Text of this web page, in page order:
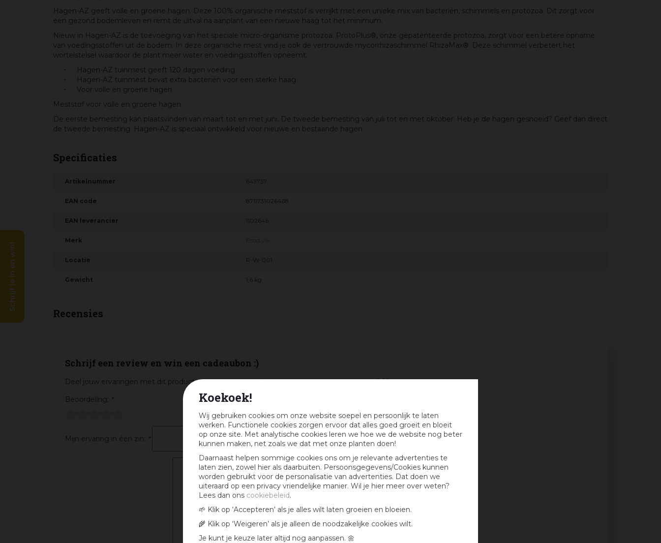
Koekoek!
Wij gebruiken cookies om onze website soepel en persoonlijk te laten
werken. Functionele cookies zorgen ervoor dat alles goed groeit en bloeit
op onze site. Met analytische cookies leren we hoe we de website nog beter
kunnen maken, net zoals we dat met onze planten doen!
Daarnaast helpen sommige cookies ons om je relevante advertenties te
laten zien, zowel hier als daarbuiten. Persoonsgegevens/Cookies kunnen
worden gebruikt voor de personalisatie van advertenties. Dat doen we
uiteraard op een privacy vriendelijke manier. Wil je hier meer over weten?
Lees dan ons cookiebeleid.
🌱 Klik op ‘Accepteren’ als je alles wilt laten groeien en bloeien.
🌾 Klik op ‘Weigeren’ als je alleen de noodzakelijke cookies wilt.
Je kunt je keuze later altijd nog aanpassen. 🌼
Hagen-AZ geeft volle en groene hagen. Deze 100% organische meststof is verrijkt met een unieke mix van bacteriën, schimmels en protozoa. Dit zorgt voor
een gezond bodemleven en remt de uitval na aanplant van een nieuwe haag tot het minimum.
Nieuw in Hagen-AZ is de toevoeging van het speciale micro-organisme protozoa. ProtoPlus®, onze gepatenteerde protozoa, zorgt voor een betere opname
van voedingsstoffen uit de bodem. In deze organische mest vind je ook de vertrouwde mycorrhizaschimmel RhizaMax®. Deze schimmel verbetert het
wortelstelsel waardoor de plant meer water en voedingsstoffen opneemt.
Hagen-AZ tuinmest geeft 120 dagen voeding
Hagen-AZ tuinmest bevat extra bacteriën voor een sterke haag
Voor volle en groene hagen
Meststof voor volle en groene hagen
De eerste bemesting kan plaatsvinden van maart tot en met juni. De tweede bemesting van juli tot en met oktober. Heb je de hagen gesnoeid? Geef dan direct
de tweede bemesting. Hagen-AZ is speciaal ontwikkeld voor nieuwe en bestaande hagen.
Specificaties
Artikelnummer 643737
EAN code 8711731026468
EAN leverancier 1102646
Merk
Locatie R-W-001
Gewicht 1,6 kg
Recensies
Schrijf een review en win een cadeaubon :)
Deel jouw ervaringen met dit product en maak maandelijks kans op een cadeaubon t.w.v. € 25,-
Beoordeling:
*
Mijn ervaring in één zin: *
Schrijf je in en win!